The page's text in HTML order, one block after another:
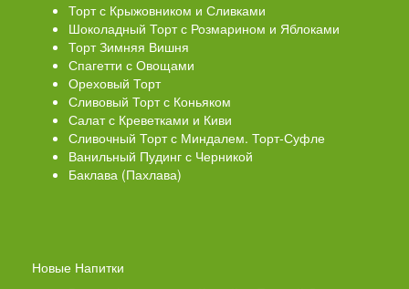
Торт с Крыжовником и Сливками
Шоколадный Торт с Розмарином и Яблоками
Торт Зимняя Вишня
Спагетти с Овощами
Ореховый Торт
Сливовый Торт с Коньяком
Салат с Креветками и Киви
Сливочный Торт с Миндалем. Торт-Суфле
Ванильный Пудинг с Черникой
Баклава (Пахлава)
Новые Напитки